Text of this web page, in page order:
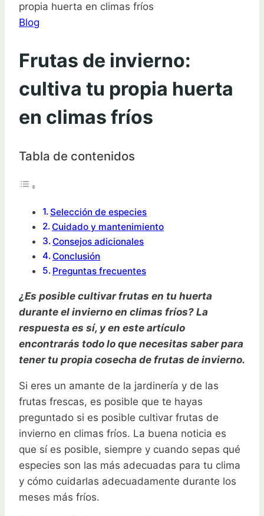
propia huerta en climas fríos
Blog
Frutas de invierno:
cultiva tu propia huerta
en climas fríos
Tabla de contenidos
Selección de especies
Cuidado y mantenimiento
Consejos adicionales
Conclusión
Preguntas frecuentes
¿Es posible cultivar frutas en tu huerta
durante el invierno en climas fríos? La
respuesta es sí, y en este artículo
encontrarás todo lo que necesitas saber para
tener tu propia cosecha de frutas de invierno.
Si eres un amante de la jardinería y de las
frutas frescas, es posible que te hayas
preguntado si es posible cultivar frutas de
invierno en climas fríos. La buena noticia es
que sí es posible, siempre y cuando sepas qué
especies son las más adecuadas para tu clima
y cómo cuidarlas adecuadamente durante los
meses más fríos.